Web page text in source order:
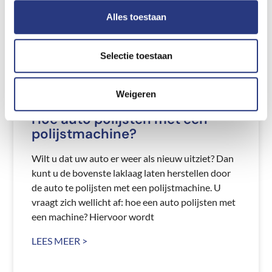
Alles toestaan
Selectie toestaan
Weigeren
garage in Haarlem is ingericht op schade aan uw
Tesla. Wij herstellen
LEES MEER >
Hoe auto polijsten met een
polijstmachine?
Wilt u dat uw auto er weer als nieuw uitziet? Dan
kunt u de bovenste laklaag laten herstellen door
de auto te polijsten met een polijstmachine. U
vraagt zich wellicht af: hoe een auto polijsten met
een machine? Hiervoor wordt
LEES MEER >